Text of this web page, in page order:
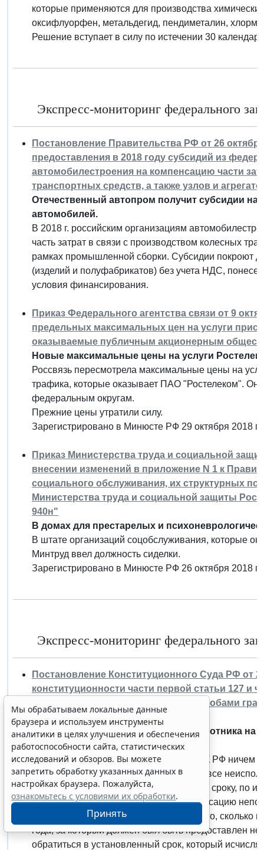
которые применяются для производства
оксифлуорфен, метальдегид, пендиметалин,
Решение вступает в силу по истечении 30
Экспресс-мониторинг федерального
Постановление Правительства РФ от 26
предоставления в 2018 году субсидий из
автомобилестроения на компенсацию части
транспортных средств, а также узлов и
Отечественный автопром получит субсидии на
автомобилей.
В 2018 г. российским организациям
часть затрат в связи с производством колесных
рамках промышленной сборки. Субсидии покроют
(изделий и полуфабрикатов) без учета НДС,
условия финансирования.
Приказ Федерального агентства связи от 9
предельных максимальных цен на услуги
оказываемые публичным акционерным
Новые максимальные цены на услуги
Россвязь пересмотрела максимальные цены на
трафика, которые оказывает ПАО "Ростелеком".
федеральным округам.
Прежние цены утратили силу.
Зарегистрировано в Минюсте РФ 29 октября 2018
Приказ Министерства труда и социальной
внесении изменений в приложение N 1 к
социального обслуживания, их структурных
Министерства труда и социальной защиты
940н"
В домах для престарелых и
В штате организаций соцобслуживания, которые
Минтруд ввел должность сиделки.
Зарегистрировано в Минюсте РФ 26 октября 2018
Экспресс-мониторинг федерального
Постановление Конституционного Суда РФ от
конституционности части первой статьи 127 и
Российской Федерации в связи с жалобами
других"
КС запретил ограничивать право работника
отпуска.
Конституционный Суд разъяснил, что ТК РФ ничем
увольнении денежную компенсацию за все
установлено каких-либо ограничений по сроку, по
Если работодатель не выплатил компенсацию
взыскать ее через суд независимо от того,
года, за который должен был быть предоставлен
обратиться в установленный срок, который
аналитики в целях улучшения и обеспечения
работоспособности сайта, статистических
исследований и обзоров. Вы можете
запретить обработку указанных данных в
настройках браузера. Пожалуйста,
ознакомьтесь с условиями их обработки
Принять
Erid: 4CQwVszH9pWwojUA9Q3 Реклама
Получите полный доступ к системе
ГАРАНТ бесплатно на 3 дня!
Получить доступ